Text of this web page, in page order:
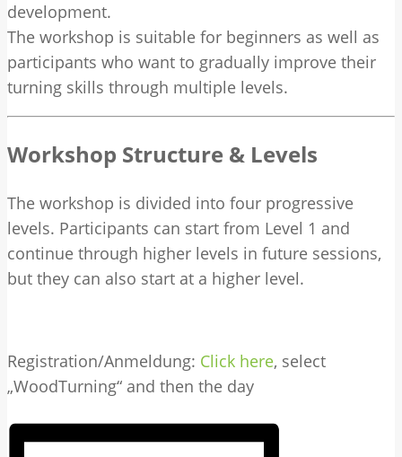
development.
The workshop is suitable for beginners as well as
participants who want to gradually improve their
turning skills through multiple levels.
Workshop Structure & Levels
The workshop is divided into four progressive
levels. Participants can start from Level 1 and
continue through higher levels in future sessions,
but they can also start at a higher level.
Registration/Anmeldung: Click here, select
„WoodTurning“ and then the day